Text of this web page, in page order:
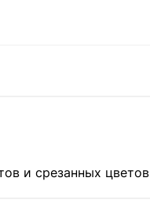
и срезанных цветов